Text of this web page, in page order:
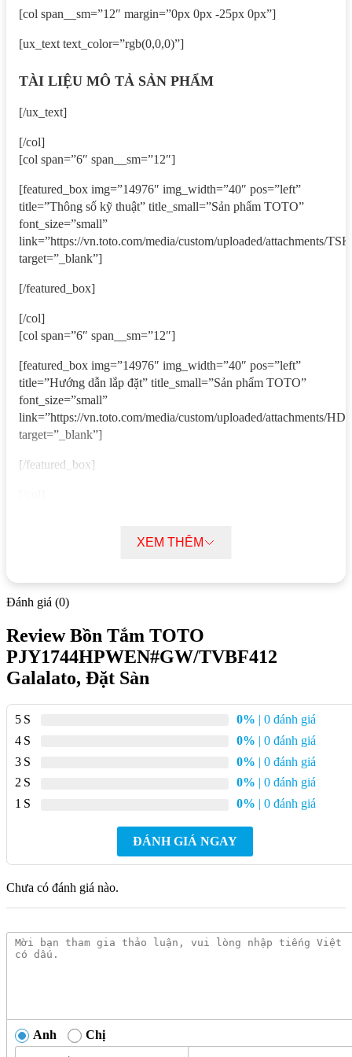
[col span__sm=”12″ margin=”0px 0px -25px 0px”]
[ux_text text_color=”rgb(0,0,0)”]
TÀI LIỆU MÔ TẢ SẢN PHẨM
[/ux_text]
[/col]
[col span=”6″ span__sm=”12″]
[featured_box img=”14976″ img_width=”40″ pos=”left”
title=”Thông số kỹ thuật” title_small=”Sản phẩm TOTO”
font_size=”small”
link=”https://vn.toto.com/media/custom/uploaded/attachments/
target=”_blank”]
[/featured_box]
[/col]
[col span=”6″ span__sm=”12″]
[featured_box img=”14976″ img_width=”40″ pos=”left”
title=”Hướng dẫn lắp đặt” title_small=”Sản phẩm TOTO”
font_size=”small”
link=”https://vn.toto.com/media/custom/uploaded/attachments/
target=”_blank”]
[/featured_box]
[featured_box img=”14976″ img_width=”40″ pos=”left”
target=”_blank”]
[/featured_box]
[/col]
[col span=”6″ span__sm=”12″]
[featured_box img=”14976″ img_width=”40″ pos=”left”
title=”Bản vẽ 3D” title_small=”Sản phẩm TOTO”
link=”https://vn.toto.com/media/custom/uploaded/attachments/
target=”_blank”]
[col span=”6″ span__sm=”12″]
[featured_box img=”14976″ img_width=”40″ pos=”left”
title=”Bản vẽ 2D” title_small=”Sản phẩm TOTO”
link=”https://vn.toto.com/media/custom/uploaded/attachments/
[/col]
[col span__sm=”12″ margin=”0px 0px -25px 0px”]
XEM THÊM
Đánh giá (0)
Review Bồn Tắm TOTO
PJY1744HPWEN#GW/TVBF412
Galalato, Đặt Sàn
5 0% | 0 đánh giá
4
0% | 0 đánh giá
3
0% | 0 đánh giá
2
0% | 0 đánh giá
1
0% | 0 đánh giá
ĐÁNH GIÁ NGAY
Chưa có đánh giá nào.
Anh Chị